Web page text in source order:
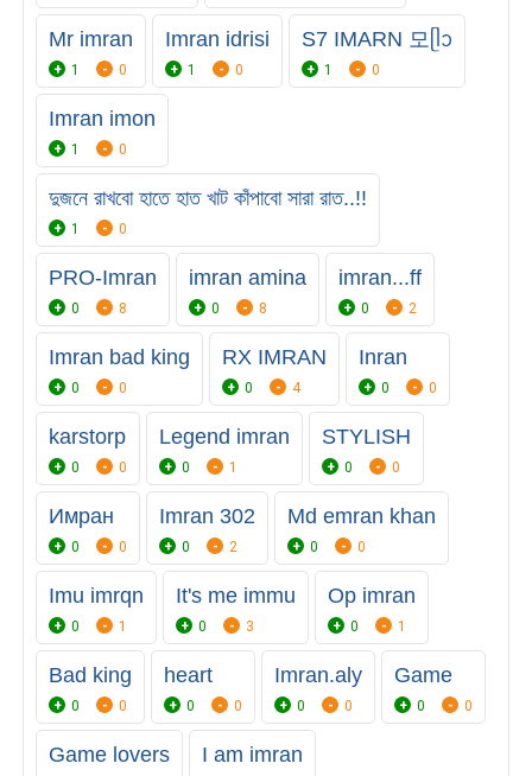
Mr imran
1 0
Imran idrisi
1 0
S7 IMARN 모ᥫᩣ
1 0
Imran imon
1 0
দুজনে রাখবো হাতে হাত খাট কাঁপাবো সারা রাত..!!
1 0
PRO-Imran
0 8
imran amina
0 8
imran...ff
0 2
Imran bad king
0 0
RX IMRAN
0 4
Inran
0 0
karstorp
0 0
Legend imran
0 1
STYLISH
0 0
Имран
0 0
Imran 302
0 2
Md emran khan
0 0
Imu imrqn
0 1
It's me immu
0 3
Op imran
0 1
Bad king
0 0
heart
0 0
Imran.aly
0 0
Game
0 0
Game lovers I am imran